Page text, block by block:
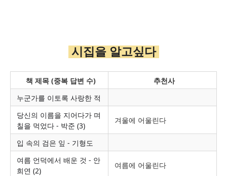
시집을 알고싶다
책 제목 (중복 답변 수)
추천사
누군가를 이토록 사랑한 적
당신의 이름을 지어다가 며
칠을 먹었다 - 박준 (3)
겨울에 어울린다
입 속의 검은 잎 - 기형도
여름 언덕에서 배운 것 - 안
희연 (2)
여름에 어울린다